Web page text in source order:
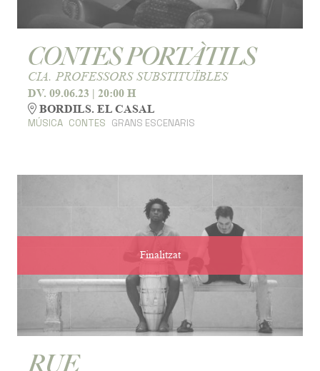
CONTES PORTÀTILS
CIA. PROFESSORS SUBSTITUÏBLES
DV. 09.06.23 | 20:00 H
BORDILS. EL CASAL
MÚSICA CONTES GRANS ESCENARIS
Finalitzat
RUE